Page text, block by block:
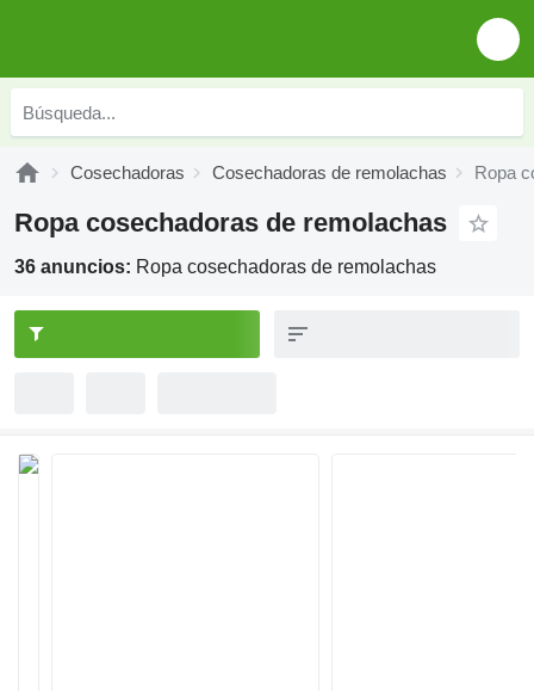
Cosechadoras Cosechadoras de remolachas Ropa
Ropa cosechadoras de remolachas
36 anuncios: Ropa cosechadoras de remolachas